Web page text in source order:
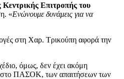
Επιτροπής του
«Ενώνουμε δυνάμεις για να
στη Χαρ. Τρικούπη αφορά την
όμως, δεν έχει ακόμη
στο ΠΑΣΟΚ, των απαιτήσεων των